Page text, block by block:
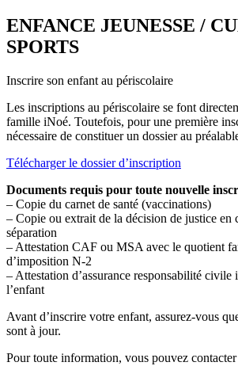
ENFANCE JEUNESSE /
SPORTS
Inscrire son enfant au périscolaire
Les inscriptions au périscolaire se font
famille iNoé. Toutefois, pour une première
nécessaire de constituer un dossier au
Télécharger le dossier d’inscription
Documents requis pour toute nouvelle
– Copie du carnet de santé (vaccinations)
– Copie ou extrait de la décision de justice en
séparation
– Attestation CAF ou MSA avec le quotient
d’imposition N-2
– Attestation d’assurance responsabilité
l’enfant
Avant d’inscrire votre enfant, assurez-vous
sont à jour.
Pour toute information, vous pouvez contacter